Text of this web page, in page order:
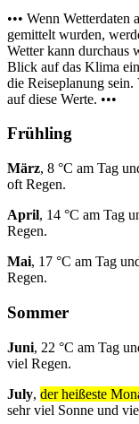
••• Wenn Wetterdaten
gemittelt wurden,
Wetter kann durchaus
Blick auf das Klima
die Reiseplanung sein.
auf diese Werte. •••
Frühling
März, 8 °C am Tag
oft Regen.
April, 14 °C am Tag
Regen.
Mai, 17 °C am Tag
Regen.
Sommer
Juni, 22 °C am Tag
viel Regen.
July, der heißeste
sehr viel Sonne und